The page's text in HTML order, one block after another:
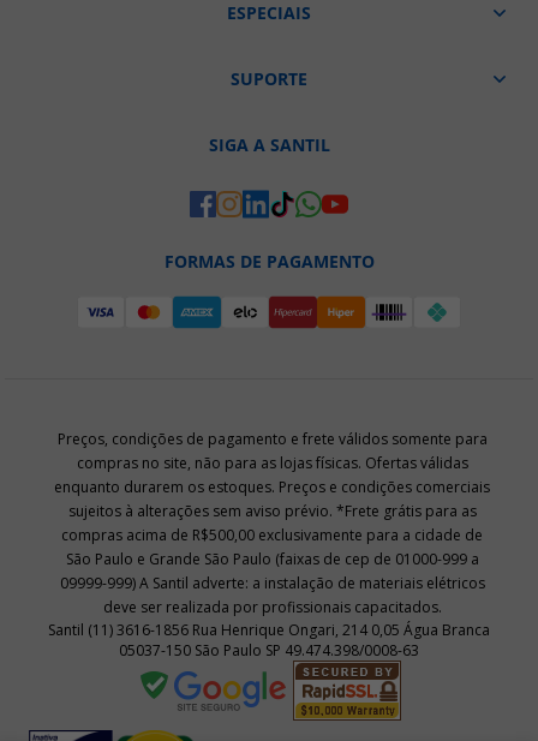
ESPECIAIS
SUPORTE
SIGA A SANTIL
FORMAS DE PAGAMENTO
Santil (11) 3616-1856 Rua Henrique Ongari, 214 0,05 Água Branca
05037-150 São Paulo SP 49.474.398/0008-63
Preços, condições de pagamento e frete válidos somente para
compras no site, não para as lojas físicas. Ofertas válidas
enquanto durarem os estoques. Preços e condições comerciais
sujeitos à alterações sem aviso prévio. *Frete grátis para as
compras acima de R$500,00 exclusivamente para a cidade de
São Paulo e Grande São Paulo (faixas de cep de 01000-999 a
09999-999) A Santil adverte: a instalação de materiais elétricos
deve ser realizada por profissionais capacitados.